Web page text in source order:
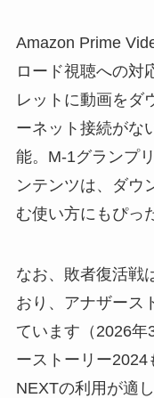
Amazon Prime
ロード視聴への対
レットに動画をダ
ーネット接続がな
能。M-1グランプ
ンテンツは、ダウ
む使い方にもぴっ
なお、敗者復活戦
おり、アナザース
ています（2026
ーストーリー
NEXTの利用が適